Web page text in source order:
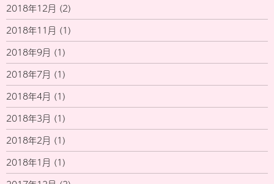
2018年12月 (2)
2018年11月 (1)
2018年9月 (1)
2018年7月 (1)
2018年4月 (1)
2018年3月 (1)
2018年2月 (1)
2018年1月 (1)